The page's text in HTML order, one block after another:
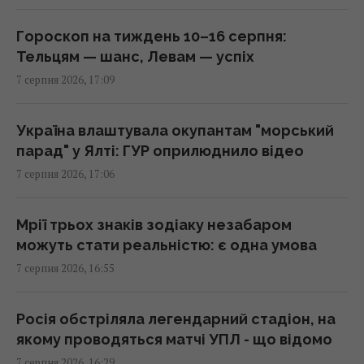
провів "морський парад" у Ялті
16:31 п'ятниця, 07 серпня 2026
Wildberries боляче бʼють по РФ, - Die Welt
16:22 п'ятниця, 07 серпня 2026
що робити, якщо ціна в чеку вища за цінник
16:18 п'ятниця, 07 серпня 2026
як собаки: ось що виявила наука
16:17 п'ятниця, 07 серпня 2026
Гороскоп на тиждень 10–16 серпня:
Тельцям — шанс, Левам — успіх
7 серпня 2026, 17:09
Україна влаштувала окупантам "морський
парад" у Ялті: ГУР оприлюднило відео
7 серпня 2026, 17:06
Мрії трьох знаків зодіаку незабаром
можуть стати реальністю: є одна умова
7 серпня 2026, 16:55
Росія обстріляла легендарний стадіон, на
якому проводяться матчі УПЛ - що відомо